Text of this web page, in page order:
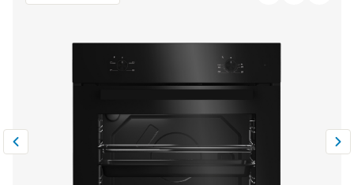
Малая бытовая техника
Климатическая техника